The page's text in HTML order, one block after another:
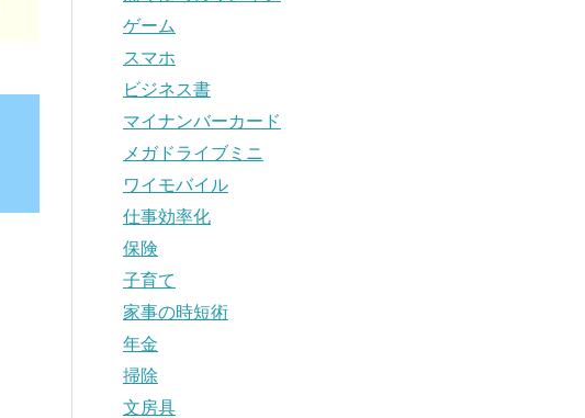
ゲーム
スマホ
ビジネス書
マイナンバーカード
メガドライブミニ
ワイモバイル
仕事効率化
保険
子育て
家事の時短術
年金
掃除
文房具